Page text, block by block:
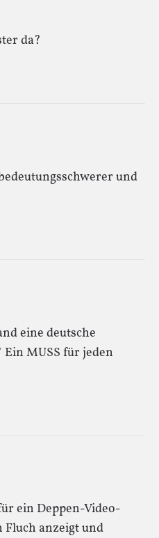
da?
und
eine deutsche
MUSS für jeden
ein Deppen-Video-
anzeigt und